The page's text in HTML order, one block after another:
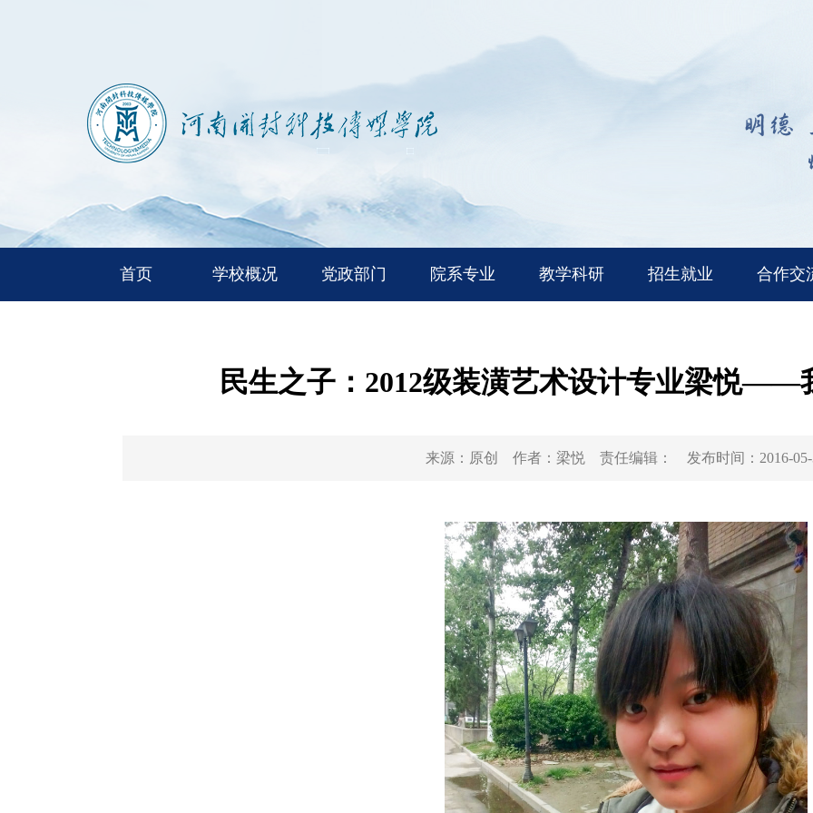
首页 学校概况 党政部门 院系专业 教学科研 招生就业 合作交
民生之子：2012级装潢艺术设计专业梁悦——
来源： 原创 作者： 梁悦 责任编辑： 发布时间： 2016-